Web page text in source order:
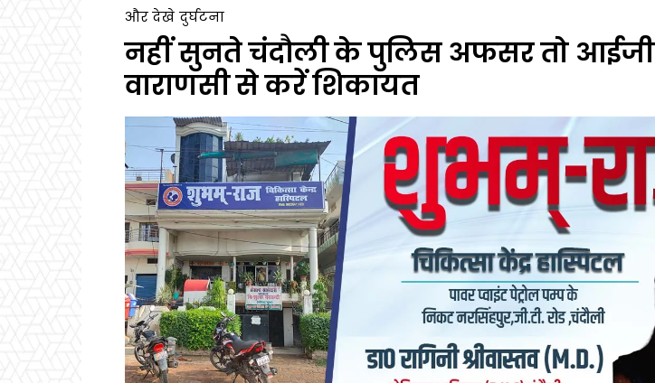
और देखे दुर्घटना
नहीं सुनते चंदौली के पुलिस अफसर तो आईजी
वाराणसी से करें शिकायत